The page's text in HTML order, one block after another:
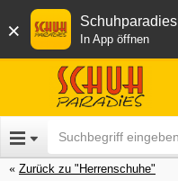
× Schuhparadies
In App öffnen
Zurück zu "Herrenschuhe"